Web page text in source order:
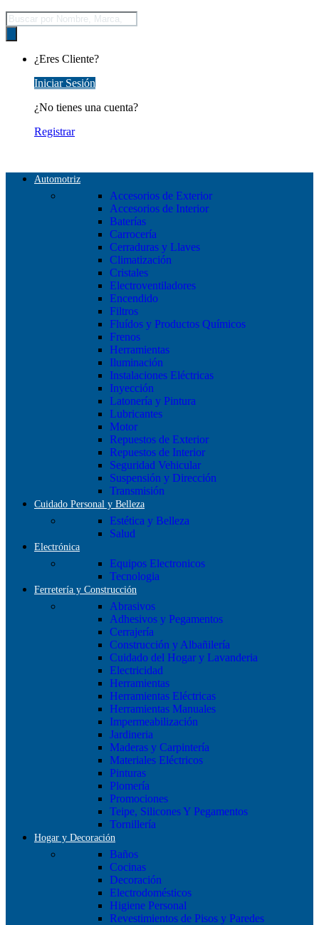
Búsqueda
de
productos
¿Eres Cliente?
Iniciar Sesión
¿No tienes una cuenta?
Registrar
Automotriz
Accesorios de Exterior
Accesorios de Interior
Baterías
Carrocería
Cerraduras y Llaves
Climatización
Cristales
Electroventiladores
Encendido
Filtros
Fluídos y Productos Químicos
Frenos
Herramientas
Iluminación
Instalaciones Eléctricas
Inyección
Latonería y Pintura
Lubricantes
Motor
Repuestos de Exterior
Repuestos de Interior
Seguridad Vehicular
Suspensión y Dirección
Transmisión
Cuidado Personal y Belleza
Estética y Belleza
Salud
Electrónica
Equipos Electronicos
Tecnologia
Ferretería y Construcción
Abrasivos
Adhesivos y Pegamentos
Cerrajería
Construcción y Albañilería
Cuidado del Hogar y Lavanderia
Electricidad
Herramientas
Herramientas Eléctricas
Herramientas Manuales
Impermeabilización
Jardineria
Maderas y Carpintería
Materiales Eléctricos
Pinturas
Plomería
Promociones
Teipe, Silicones Y Pegamentos
Tornillería
Hogar y Decoración
Baños
Cocinas
Decoración
Electrodomésticos
Higiene Personal
Revestimientos de Pisos y Paredes